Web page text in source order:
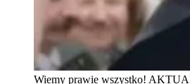
Wiemy prawie wszystko!